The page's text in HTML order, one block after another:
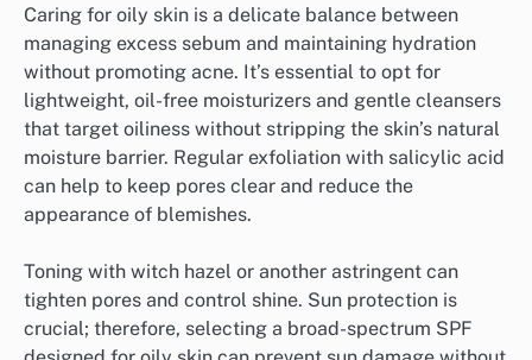
Caring for oily skin is a delicate balance between
managing excess sebum and maintaining hydration
without promoting acne. It’s essential to opt for
lightweight, oil-free moisturizers and gentle cleansers
that target oiliness without stripping the skin’s natural
moisture barrier. Regular exfoliation with salicylic acid
can help to keep pores clear and reduce the
appearance of blemishes.
Toning with witch hazel or another astringent can
tighten pores and control shine. Sun protection is
crucial; therefore, selecting a broad-spectrum SPF